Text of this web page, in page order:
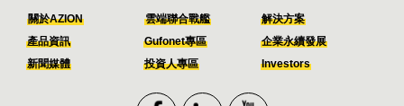
關於AZION 雲端聯合戰艦
解決方案
產品資訊
Gufonet專區
企業永續發展
新聞媒體
投資人專區 Investors